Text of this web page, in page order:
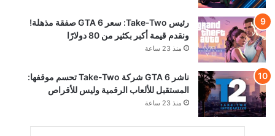
رئيس Take-Two: سعر GTA 6 صفقة مذهلة!
ونقدم قيمة أكبر بكثير من 80 دولارًا
منذ 23 ساعة
ناشر GTA 6 شركة Take-Two تحسم موقفها:
المستقبل للألعاب الرقمية وليس للأقراص
منذ 23 ساعة